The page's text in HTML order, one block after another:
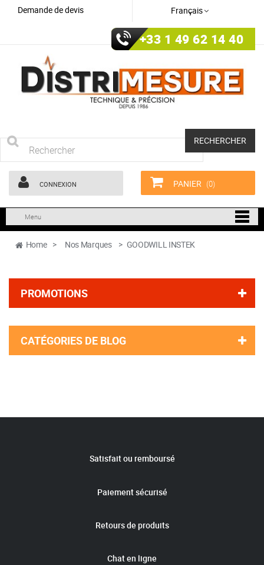
Demande de devis Français
+33 1 49 62 14 40
RECHERCHER
CONNEXION PANIER (0)
Menu
Home > Nos Marques > GOODWILL INSTEK
PROMOTIONS
CATÉGORIES DE BLOG
Satisfait ou remboursé
Paiement sécurisé
Retours de produits
Chat en ligne